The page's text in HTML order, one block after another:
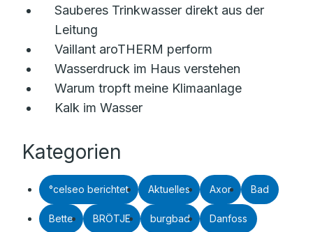
Sauberes Trinkwasser direkt aus der
Leitung
Vaillant aroTHERM perform
Wasserdruck im Haus verstehen
Warum tropft meine Klimaanlage
Kalk im Wasser
Kategorien
°celseo berichtet Aktuelles Axor Bad
Bette BRÖTJE burgbad Danfoss